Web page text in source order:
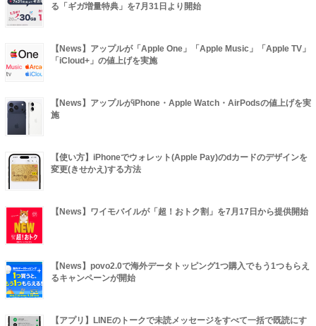
る「ギガ増量特典」を7月31日より開始
【News】アップルが「Apple One」「Apple Music」「Apple TV」
「iCloud+」の値上げを実施
【News】アップルがiPhone・Apple Watch・AirPodsの値上げを実
施
【使い方】iPhoneでウォレット(Apple Pay)のdカードのデザインを
変更(きせかえ)する方法
【News】ワイモバイルが「超！おトク割」を7月17日から提供開始
【News】povo2.0で海外データトッピング1つ購入でもう1つもらえ
るキャンペーンが開始
【アプリ】LINEのトークで未読メッセージをすべて一括で既読にす